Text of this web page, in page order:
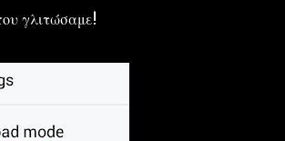
γλιτώσαμε!